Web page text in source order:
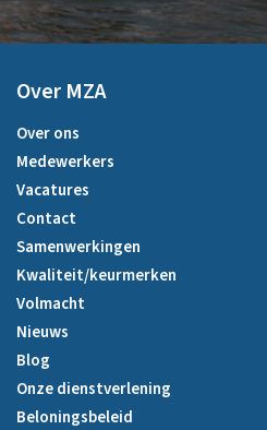
Over MZA
Over ons
Medewerkers
Vacatures
Contact
Samenwerkingen
Kwaliteit/keurmerken
Volmacht
Nieuws
Blog
Onze dienstverlening
Beloningsbeleid